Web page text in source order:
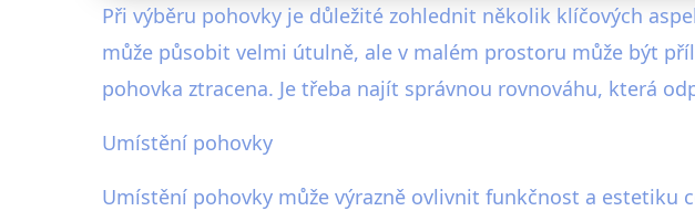
Při výběru pohovky je důležité zohlednit několik klíčových
může působit velmi útulně, ale v malém prostoru může být
pohovka ztracena. Je třeba najít správnou rovnováhu, která
Umístění pohovky
Umístění pohovky může výrazně ovlivnit funkčnost a